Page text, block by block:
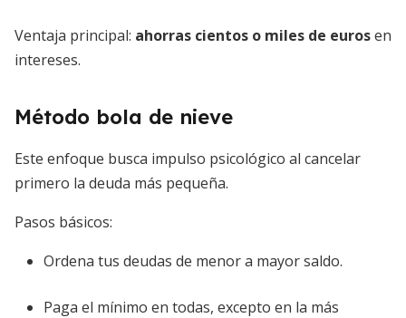
Ventaja principal: ahorras cientos o miles de eurosen
intereses.
Método bola de nieve
Este enfoque busca impulso psicológico al cancelar
primero la deuda más pequeña.
Pasos básicos:
Ordena tus deudas de menor a mayor saldo.
Paga el mínimo en todas, excepto en la más